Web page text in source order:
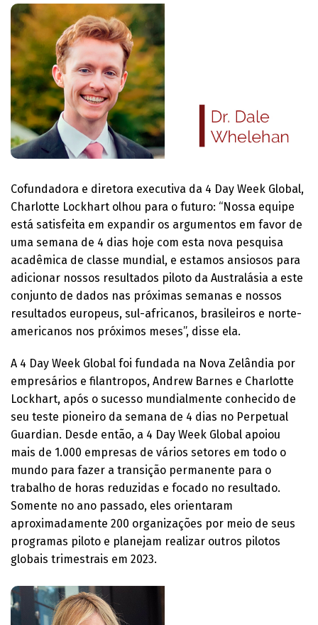
Cofundadora e diretora executiva da 4 Day Week Global,
Charlotte Lockhart olhou para o futuro: “Nossa equipe
está satisfeita em expandir os argumentos em favor de
uma semana de 4 dias hoje com esta nova pesquisa
acadêmica de classe mundial, e estamos ansiosos para
adicionar nossos resultados piloto da Australásia a este
conjunto de dados nas próximas semanas e nossos
resultados europeus, sul-africanos, brasileiros e norte-
americanos nos próximos meses”, disse ela.
A 4 Day Week Global foi fundada na Nova Zelândia por
empresários e filantropos, Andrew Barnes e Charlotte
Lockhart, após o sucesso mundialmente conhecido de
seu teste pioneiro da semana de 4 dias no Perpetual
Guardian. Desde então, a 4 Day Week Global apoiou
mais de 1.000 empresas de vários setores em todo o
mundo para fazer a transição permanente para o
trabalho de horas reduzidas e focado no resultado.
Somente no ano passado, eles orientaram
aproximadamente 200 organizações por meio de seus
programas piloto e planejam realizar outros pilotos
globais trimestrais em 2023.